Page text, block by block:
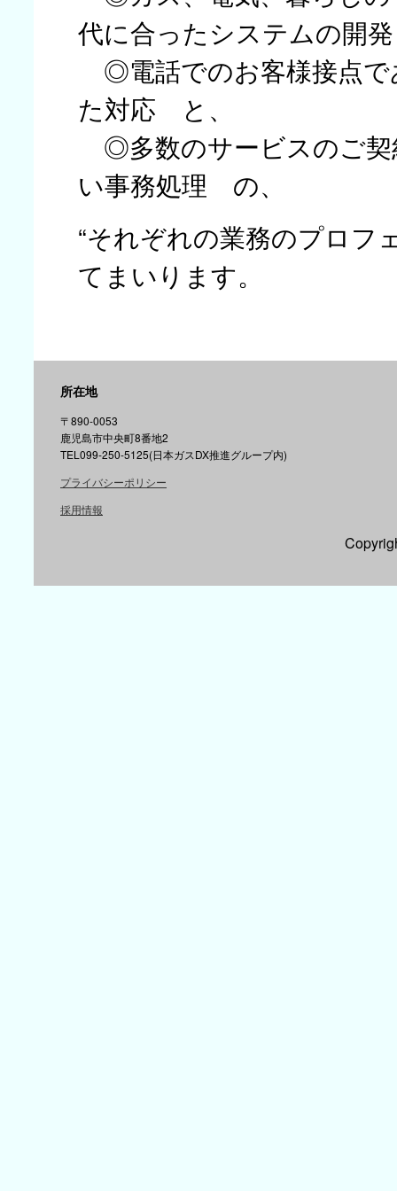
代に合ったシステムの開
◎電話でのお客様接点で
た対応 と、
◎多数のサービスのご契
い事務処理 の、
“それぞれの業務のプロ
てまいります。
所在地
〒890-0053
鹿児島市中央町8番地2
TEL099-250-5125(日本ガスDX推進グループ内)
プライバシーポリシー
採用情報